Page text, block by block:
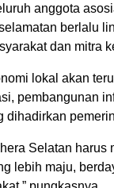
anggota
berlalu
dan mitra
lokal akan
pembangunan
dihadirkan
Selatan harus
lebih maju,